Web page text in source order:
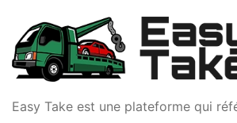
Easy Take est une plateforme qui